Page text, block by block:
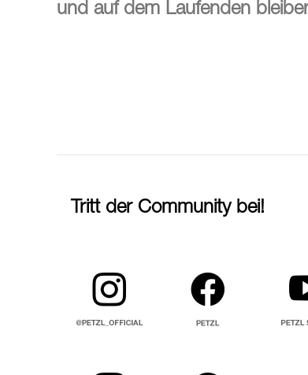
und auf dem Laufenden
Tritt der Community bei!